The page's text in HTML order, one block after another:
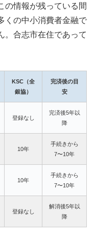
の情報が残っている間
くの中小消費者金融で
。合志市在住であって
KSC（全
銀協）
完済後の目
安
登録なし
完済後5年以
降
10年
手続きから
7〜10年
10年
手続きから
7〜10年
登録なし
解消後5年以
降